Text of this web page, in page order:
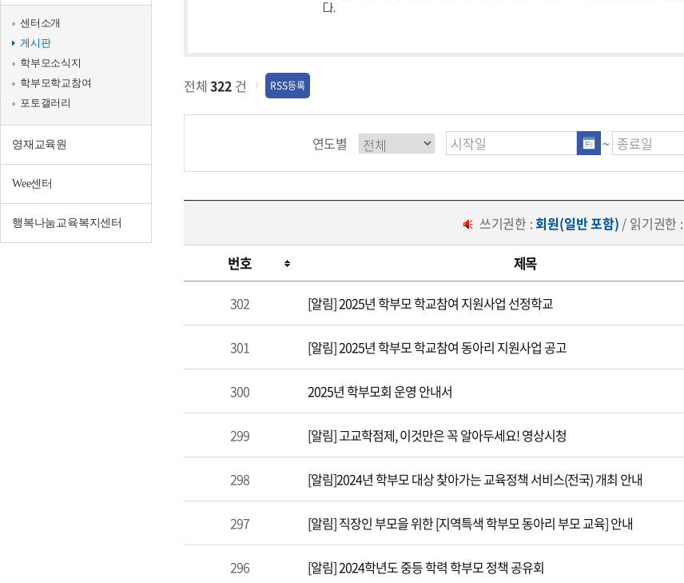
센터소개
게시판
학부모소식지
학부모학교참여
포토갤러리
영재교육원
Wee센터
행복나눔교육복지센터
다.
전체 322 건 RSS등록
연도별 ~
쓰기권한 :회원(일반 포함) / 읽기권한 :
번호 제목
302 [알림] 2025년 학부모 학교참여 지원사업 선정학교
301 [알림] 2025년 학부모 학교참여 동아리 지원사업 공고
300 2025년 학부모회 운영 안내서
299 [알림] 고교학점제, 이것만은 꼭 알아두세요! 영상시청
298 [알림]2024년 학부모 대상 찾아가는 교육정책 서비스(전국) 개최 안내
297 [알림] 직장인 부모을 위한 [지역특색 학부모 동아리 부모 교육] 안내
296 [알림] 2024학년도 중등 학력 학부모 정책 공유회